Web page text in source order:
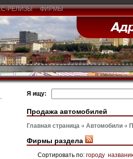
РЕЛИЗЫ ФИРМЫ
Я ищу:
Продажа автомобилей
Главная страница Автомобили
Фирмы раздела
Сортировать по: городу